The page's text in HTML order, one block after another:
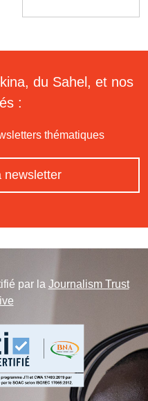
du Sahel, et nos
:
thématiques
newsletter
par la Journalism Trust